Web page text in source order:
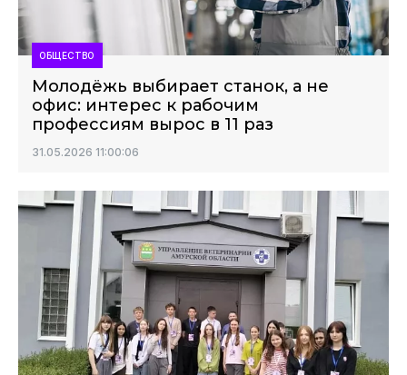
ОБЩЕСТВО
Молодёжь выбирает станок, а не
офис: интерес к рабочим
профессиям вырос в 11 раз
31.05.2026 11:00:06